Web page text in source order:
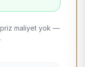
maliyet yok —